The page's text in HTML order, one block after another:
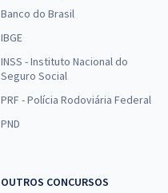
Banco do Brasil
IBGE
INSS - Instituto Nacional do
Seguro Social
PRF - Polícia Rodoviária Federal
PND
OUTROS CONCURSOS